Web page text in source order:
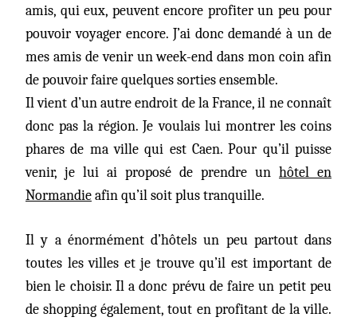
amis, qui eux, peuvent encore profiter un peu pour
pouvoir voyager encore. J’ai donc demandé à un de
mes amis de venir un week-end dans mon coin afin
de pouvoir faire quelques sorties ensemble.
Il vient d’un autre endroit de la France, il ne connaît
donc pas la région. Je voulais lui montrer les coins
phares de ma ville qui est Caen. Pour qu’il puisse
venir, je lui ai proposé de prendre un hôtel en
Normandieafin qu’il soit plus tranquille.
Il y a énormément d’hôtels un peu partout dans
toutes les villes et je trouve qu’il est important de
bien le choisir. Il a donc prévu de faire un petit peu
de shopping également, tout en profitant de la ville.